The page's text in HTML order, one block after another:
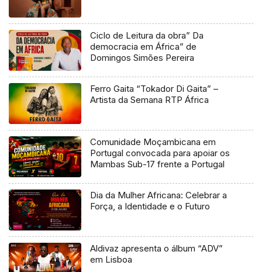
Ciclo de Leitura da obra” Da
democracia em África” de
Domingos Simões Pereira
Ferro Gaita “Tokador Di Gaita” –
Artista da Semana RTP África
Comunidade Moçambicana em
Portugal convocada para apoiar os
Mambas Sub-17 frente a Portugal
Dia da Mulher Africana: Celebrar a
Força, a Identidade e o Futuro
Aldivaz apresenta o álbum “ADV”
em Lisboa